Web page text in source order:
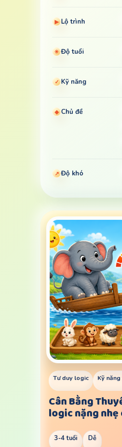
▶ Lộ trình
☀ Độ tuổi
✓ Kỹ năng
◆ Chủ đề
↗ Độ khó
Tư duy logic Kỹ
Cân Bằng
logic nặng
3-4 tuổi Dễ